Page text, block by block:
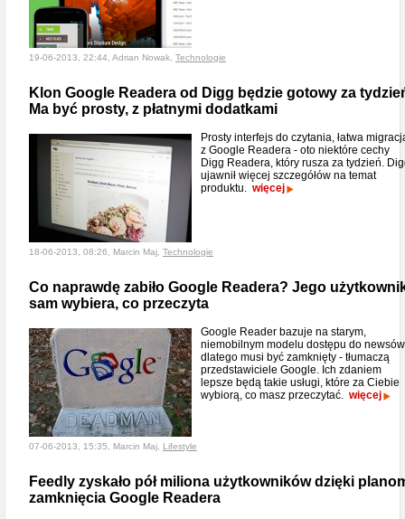
19-06-2013, 22:44, Adrian Nowak, Technologie
Klon Google Readera od Digg będzie gotowy za
Ma być prosty, z płatnymi dodatkami
Prosty interfejs do czytania, łatwa
z Google Readera - oto niektóre cechy
Digg Readera, który rusza za tydzień.
ujawnił więcej szczegółów na temat
produktu. więcej
18-06-2013, 08:26, Marcin Maj, Technologie
Co naprawdę zabiło Google Readera? Jego
sam wybiera, co przeczyta
Google Reader bazuje na starym,
niemobilnym modelu dostępu do
dlatego musi być zamknięty - tłumaczą
przedstawiciele Google. Ich zdaniem
lepsze będą takie usługi, które za Ciebie
wybiorą, co masz przeczytać. więcej
07-06-2013, 15:35, Marcin Maj, Lifestyle
Feedly zyskało pół miliona użytkowników dzięki
zamknięcia Google Readera